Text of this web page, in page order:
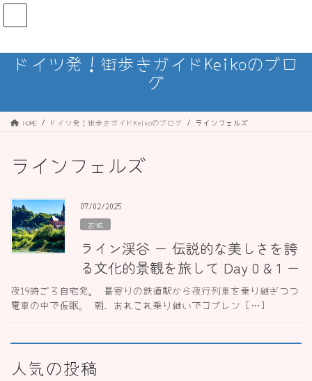
コ
ン
キ
ナ
ー
に
ドイツ発！街歩きガイドKeikoのブロ
グ
HOME ドイツ発！街歩きガイドKeikoのブログ ラインフェルズ
ラインフェルズ
07/02/2025
お城
ライン渓谷 ー 伝説的な美しさを誇
る文化的景観を旅して Day 0 & 1 ー
夜19時ごろ自宅発。 最寄りの鉄道駅から夜行列車を乗り継ぎつつ
電車の中で仮眠。 朝、あれこれ乗り継いでコブレン […]
人気の投稿